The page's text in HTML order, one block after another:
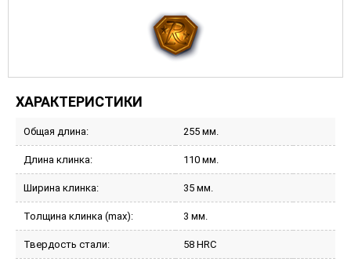
ХАРАКТЕРИСТИКИ
Общая длина: 255 мм.
Длина клинка: 110 мм.
Ширина клинка: 35 мм.
Толщина клинка (max): 3 мм.
Твердость стали: 58 HRC